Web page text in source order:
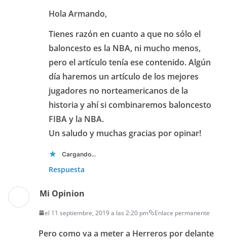
Hola Armando,
Tienes razón en cuanto a que no sólo el
baloncesto es la NBA, ni mucho menos,
pero el artículo tenía ese contenido. Algún
día haremos un artículo de los mejores
jugadores no norteamericanos de la
historia y ahí si combinaremos baloncesto
FIBA y la NBA.
Un saludo y muchas gracias por opinar!
Cargando...
Respuesta
Mi Opinion
el 11 septiembre, 2019 a las 2:20 pm Enlace permanente
Pero como va a meter a Herreros por delante